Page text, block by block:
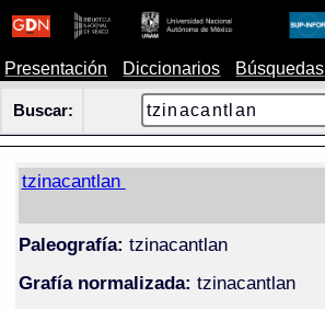
Presentación Diccionarios Búsquedas
Buscar:
tzinacantlan
Paleografía: tzinacantlan
Grafía normalizada: tzinacantlan